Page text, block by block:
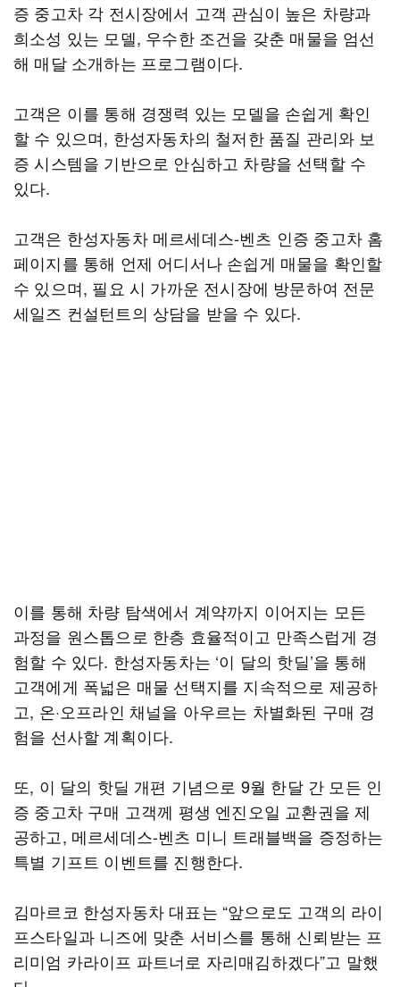
증 중고차 각 전시장에서 고객 관심이 높은 차량과
희소성 있는 모델, 우수한 조건을 갖춘 매물을 엄선
해 매달 소개하는 프로그램이다.
고객은 이를 통해 경쟁력 있는 모델을 손쉽게 확인
할 수 있으며, 한성자동차의 철저한 품질 관리와 보
증 시스템을 기반으로 안심하고 차량을 선택할 수
있다.
고객은 한성자동차 메르세데스-벤츠 인증 중고차 홈
페이지를 통해 언제 어디서나 손쉽게 매물을 확인할
수 있으며, 필요 시 가까운 전시장에 방문하여 전문
세일즈 컨설턴트의 상담을 받을 수 있다.
이를 통해 차량 탐색에서 계약까지 이어지는 모든
과정을 원스톱으로 한층 효율적이고 만족스럽게 경
험할 수 있다. 한성자동차는 ‘이 달의 핫딜’을 통해
고객에게 폭넓은 매물 선택지를 지속적으로 제공하
고, 온·오프라인 채널을 아우르는 차별화된 구매 경
험을 선사할 계획이다.
또, 이 달의 핫딜 개편 기념으로 9월 한달 간 모든 인
증 중고차 구매 고객께 평생 엔진오일 교환권을 제
공하고, 메르세데스-벤츠 미니 트래블백을 증정하는
특별 기프트 이벤트를 진행한다.
김마르코 한성자동차 대표는 “앞으로도 고객의 라이
프스타일과 니즈에 맞춘 서비스를 통해 신뢰받는 프
리미엄 카라이프 파트너로 자리매김하겠다”고 말했